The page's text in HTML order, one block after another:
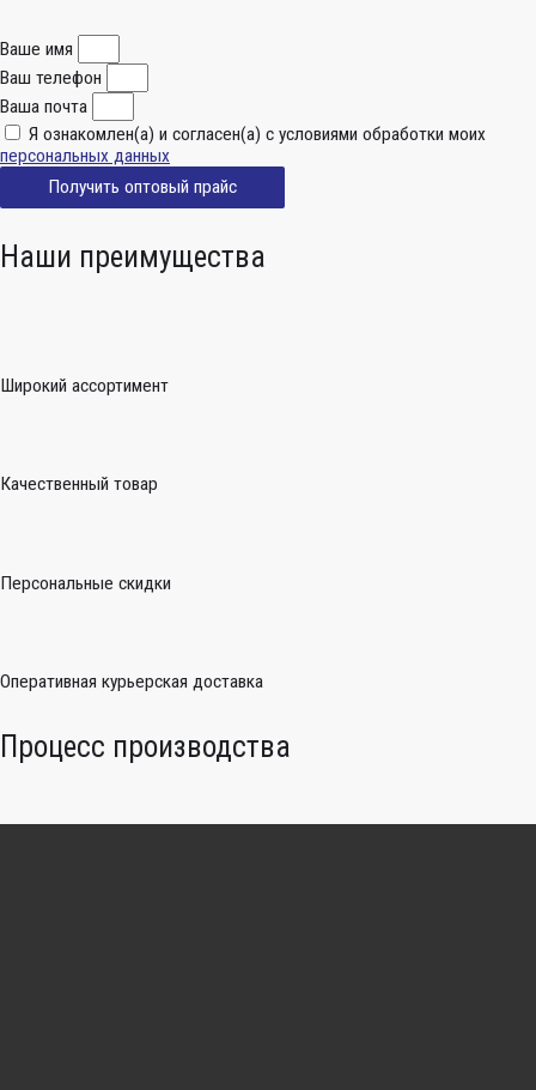
Ваше имя
Ваш телефон
Ваша почта
Я ознакомлен(а) и согласен(а) с условиями обработки моих
персональных данных
Получить оптовый прайс
Наши преимущества
Широкий ассортимент
Качественный товар
Персональные скидки
Оперативная курьерская доставка
Процесс производства